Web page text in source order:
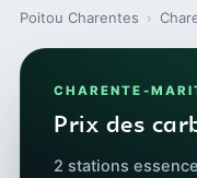
Poitou Charentes ›
CHARENTE-
Prix des
2 stations